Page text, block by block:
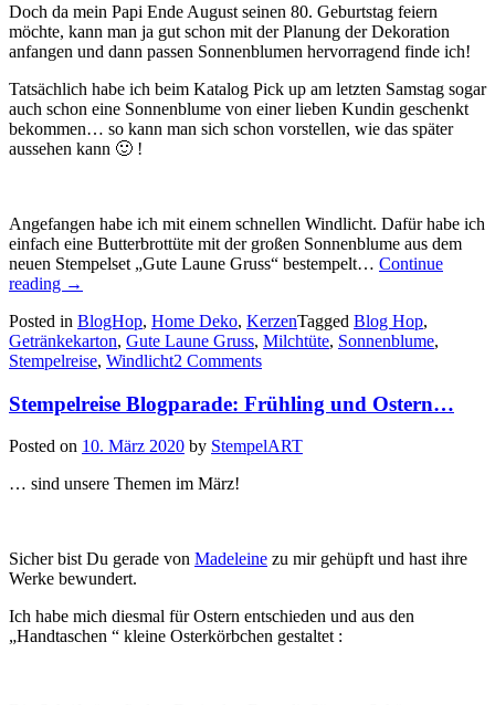
Doch da mein Papi Ende August seinen 80. Geburtstag feiern
möchte, kann man ja gut schon mit der Planung der Dekoration
anfangen und dann passen Sonnenblumen hervorragend finde ich!
Tatsächlich habe ich beim Katalog Pick up am letzten Samstag sogar
auch schon eine Sonnenblume von einer lieben Kundin geschenkt
bekommen… so kann man sich schon vorstellen, wie das später
aussehen kann 🙂 !
Angefangen habe ich mit einem schnellen Windlicht. Dafür habe ich
einfach eine Butterbrottüte mit der großen Sonnenblume aus dem
neuen Stempelset „Gute Laune Gruss“ bestempelt… Continue
reading „Stempelreise
Goodies
und
Tischdekoration…“
→
Posted in BlogHop, Home Deko, KerzenTagged Blog Hop,
Getränkekarton, Gute Laune Gruss, Milchtüte, Sonnenblume,
Stempelreise, Windlicht2 Comments
Stempelreise Blogparade: Frühling und Ostern…
Posted on 10. März 2020 by StempelART
… sind unsere Themen im März!
Sicher bist Du gerade von Madeleine zu mir gehüpft und hast ihre
Werke bewundert.
Ich habe mich diesmal für Ostern entschieden und aus den
„Handtaschen “ kleine Osterkörbchen gestaltet :